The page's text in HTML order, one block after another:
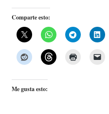
Comparte esto:
Me gusta esto: